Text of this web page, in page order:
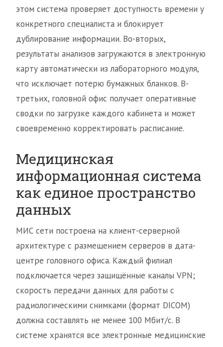
этом система проверяет доступность времени у
конкретного специалиста и блокирует
дублирование информации. Во-вторых,
результаты анализов загружаются в электронную
карту автоматически из лабораторного модуля,
что исключает потерю бумажных бланков. В-
третьих, головной офис получает оперативные
сводки по загрузке каждого кабинета и может
своевременно корректировать расписание.
Медицинская
информационная система
как единое пространство
данных
МИС сети построена на клиент-серверной
архитектуре с размещением серверов в дата-
центре головного офиса. Каждый филиал
подключается через защищённые каналы VPN;
скорость передачи данных для работы с
радиологическими снимками (формат DICOM)
должна составлять не менее 100 Мбит/с. В
системе хранятся все электронные медицинские